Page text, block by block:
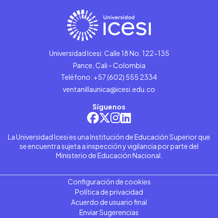
Universidad Icesi: Calle 18 No. 122-135
Pance, Cali - Colombia
Teléfono: +57 (602) 555 2334
ventanillaunica@icesi.edu.co
Síguenos
La Universidad Icesi es una Institución de Educación Superior que
se encuentra sujeta a inspección y vigilancia por parte del
Ministerio de Educación Nacional.
Configuración de cookies
Política de privacidad
Acuerdo de usuario final
Enviar Sugerencias